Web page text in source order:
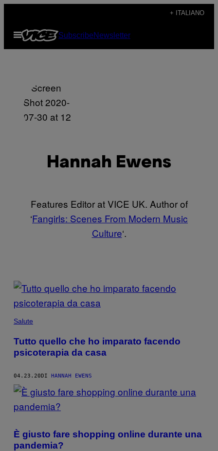
contenuto
+ ITALIANO
Apri
menu
SubscribeNewsletter
Hannah Ewens
Features Editor at VICE UK. Author of
‘Fangirls: Scenes From Modern Music
Culture‘.
POSTS
BY
THIS
AUTHOR
Salute
Tutto quello che ho imparato facendo
psicoterapia da casa
04.23.20DI HANNAH EWENS
È giusto fare shopping online durante una
pandemia?